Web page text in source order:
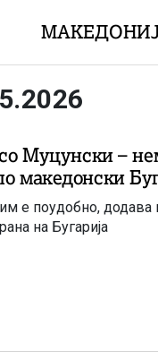
Муцунски –
македонски
е поудобно, додава
на Бугарија